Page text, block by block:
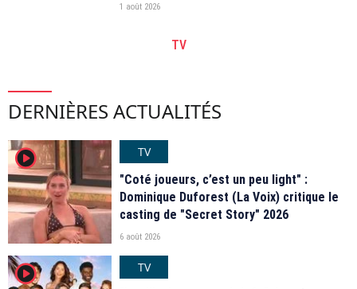
1 août 2026
TV
DERNIÈRES ACTUALITÉS
player2
TV
"Coté joueurs, c’est un peu light" :
Dominique Duforest (La Voix) critique le
casting de "Secret Story" 2026
6 août 2026
player2
TV